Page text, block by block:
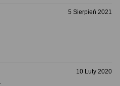
5 Sierpień 2021
10 Luty 2020